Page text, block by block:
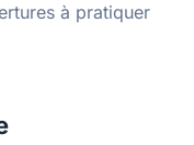
à pratiquer